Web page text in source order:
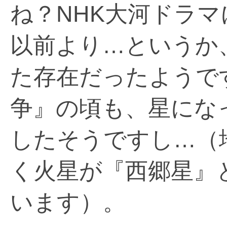
ね？NHK大河ドラ
以前より…というか
た存在だったよう
争』の頃も、星に
したそうですし…（
く火星が『西郷星
います）。